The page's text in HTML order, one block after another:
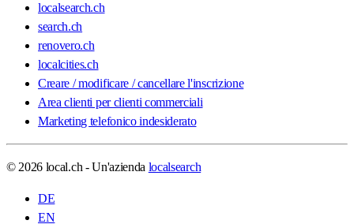
localsearch.ch
search.ch
renovero.ch
localcities.ch
Creare / modificare / cancellare l'inscrizione
Area clienti per clienti commerciali
Marketing telefonico indesiderato
© 2026 local.ch - Un'azienda localsearch
DE
EN